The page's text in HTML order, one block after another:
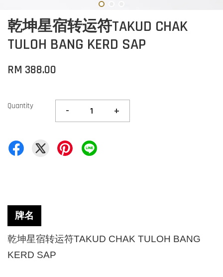
乾坤星宿转运符TAKUD CHAK
TULOH BANG KERD SAP
RM 388.00
Quantity - +
牌名
乾坤星宿转运符TAKUD CHAK TULOH BANG
KERD SAP